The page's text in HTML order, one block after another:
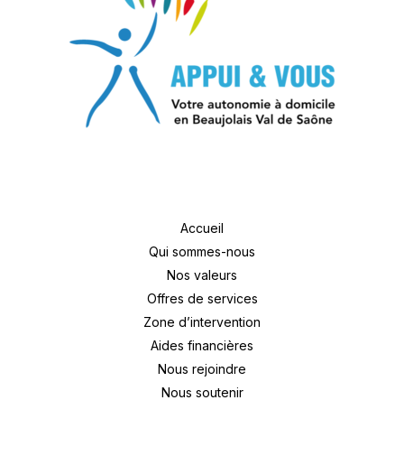
Accueil
Qui sommes-nous
Nos valeurs
Offres de services
Zone d’intervention
Aides financières
Nous rejoindre
Nous soutenir